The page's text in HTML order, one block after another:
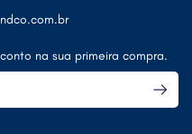
na sua primeira compra.